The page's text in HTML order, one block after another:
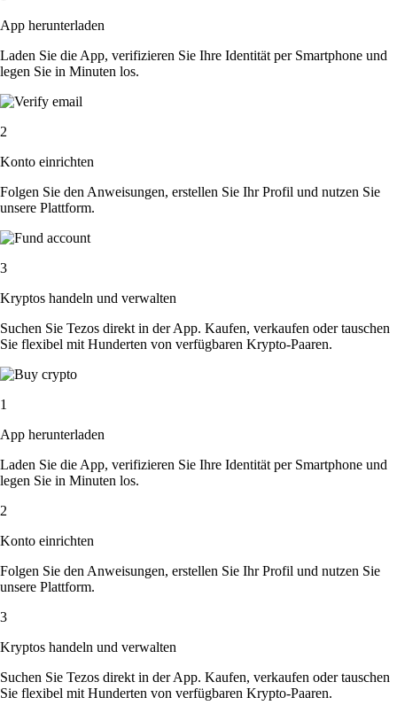
App herunterladen
Laden Sie die App, verifizieren Sie Ihre Identität per Smartphone und
legen Sie in Minuten los.
2
Konto einrichten
Folgen Sie den Anweisungen, erstellen Sie Ihr Profil und nutzen Sie
unsere Plattform.
3
Kryptos handeln und verwalten
Suchen Sie Tezos direkt in der App. Kaufen, verkaufen oder tauschen
Sie flexibel mit Hunderten von verfügbaren Krypto-Paaren.
1
App herunterladen
Laden Sie die App, verifizieren Sie Ihre Identität per Smartphone und
legen Sie in Minuten los.
2
Konto einrichten
Folgen Sie den Anweisungen, erstellen Sie Ihr Profil und nutzen Sie
unsere Plattform.
3
Kryptos handeln und verwalten
Suchen Sie Tezos direkt in der App. Kaufen, verkaufen oder tauschen
Sie flexibel mit Hunderten von verfügbaren Krypto-Paaren.